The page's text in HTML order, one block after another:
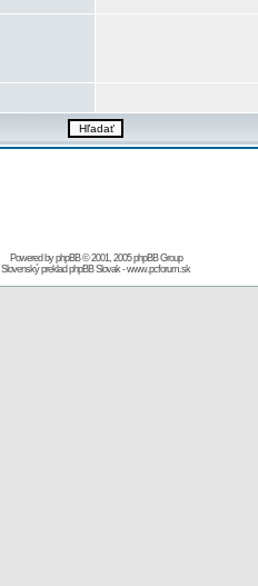
Powered byphpBB© 2001, 2005 phpBB Group
Slovenský preklad phpBB Slovak-www.pcforum.sk